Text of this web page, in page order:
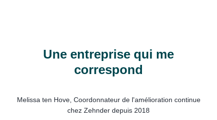
Une entreprise qui me
correspond
Melissa ten Hove, Coordonnateur de l'amélioration continue
chez Zehnder depuis 2018